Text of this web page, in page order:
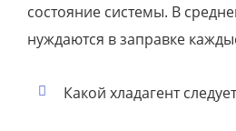
состояние системы. В
нуждаются в заправке
Какой хладагент